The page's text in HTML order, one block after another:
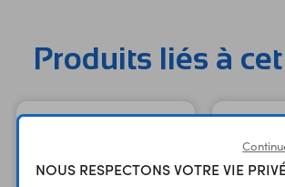
Produits liés à
NOUS RESPECTONS VOTRE VIE